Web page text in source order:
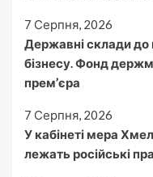
7 Серпня, 2026
Державні склади до
бізнесу. Фонд
прем’єра
7 Серпня, 2026
У кабінеті мера
лежать російські